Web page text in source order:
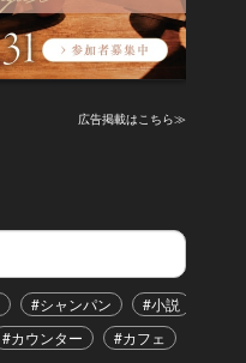
広告掲載はこちら≫
#シャンパン #小説
#カウンター #カフェ